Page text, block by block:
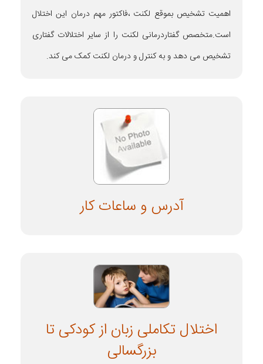
اهمیت تشخیص بموقع لکنت ،فاکتور مهم درمان این اختلال
است.متخصص گفتاردرمانی لکنت را از سایر اختلالات گفتاری
تشخیص می دهد و به کنترل و درمان لکنت کمک می کند.
آدرس و ساعات کار
اختلال تکاملی زبان از کودکی تا
بزرگسالی